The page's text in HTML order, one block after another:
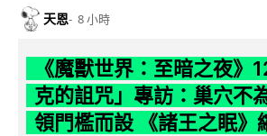
天恩 8 小時
《魔獸世界：至暗之夜》
克的詛咒」專訪：巢穴不
領門檻而設 《諸王之眠》